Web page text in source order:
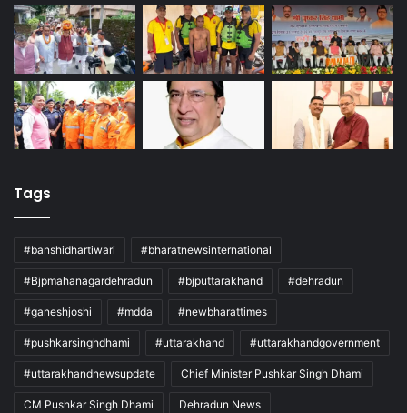
Tags
#banshidhartiwari #bharatnewsinternational
#Bjpmahanagardehradun #bjputtarakhand #dehradun
#ganeshjoshi #mdda #newbharattimes
#pushkarsinghdhami #uttarakhand #uttarakhandgovernment
#uttarakhandnewsupdate Chief Minister Pushkar Singh Dhami
CM Pushkar Singh Dhami Dehradun News